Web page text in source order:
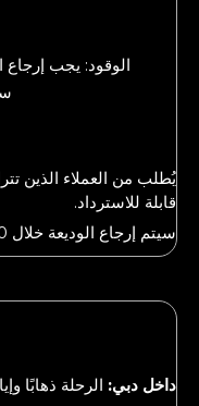
الوقود: يجب إرجاع
قابلة للاسترداد.
سيتم إرجاع الوديعة خلال 10 أيام عمل بعد إعادة السيارة.
داخل دبي: